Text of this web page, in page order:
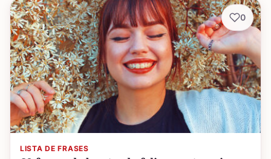
LISTA DE FRASES
0